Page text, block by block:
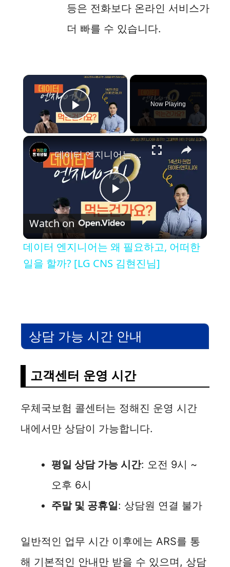
등은 전화보다 온라인 서비스가
더 빠를 수 있습니다.
×
Play Video
Now Playing
×
P
a
V
d
e
데이터 엔지니어는 왜 필요하고, 어떠한 일을 할까? [LG CNS 김현진님]
Watch on
데이터 엔지니어는 왜 필요하고, 어떠한
일을 할까? [LG CNS 김현진님]
상담 가능 시간 안내
고객센터 운영 시간
우체국보험 콜센터는 정해진 운영 시간
내에서만 상담이 가능합니다.
평일 상담 가능 시간: 오전 9시 ~
오후 6시
주말 및 공휴일: 상담원 연결 불가
일반적인 업무 시간 이후에는 ARS를 통
해 기본적인 안내만 받을 수 있으며, 상담